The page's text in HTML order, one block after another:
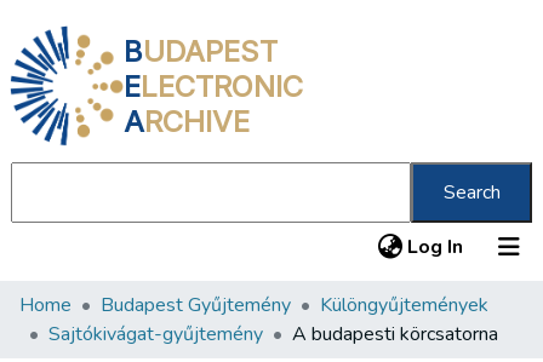
BUDAPEST
ELECTRONIC
ARCHIVE
Search
Log In (current)
Communities & Collections
Home Budapest Gyűjtemény
Különgyűjtemények
Sajtókivágat-gyűjtemény
A budapesti körcsatorna